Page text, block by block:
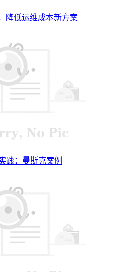
降低运维成本新方案
践：曼斯克案例